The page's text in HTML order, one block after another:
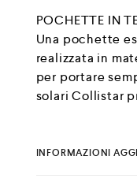
POCHETTE IN
Una pochette
realizzata in
per portare
solari Collistar
INFORMAZIONI